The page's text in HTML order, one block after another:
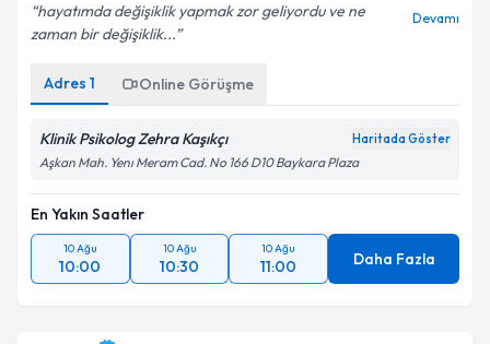
hayatımda değişiklik yapmak zor geliyordu ve ne
zaman bir değişiklik...
Devamı
Adres 1 Online Görüşme
Klinik Psikolog Zehra Kaşıkçı Haritada Göster
Aşkan Mah. Yenı Meram Cad. No 166 D10 Baykara Plaza
En Yakın Saatler
10 Ağu
10:00
10 Ağu
10:30
10 Ağu
11:00 Daha Fazla